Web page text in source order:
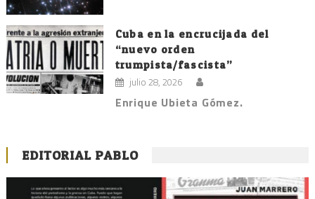
Cuba en la encrucijada del
“nuevo orden
trumpista/fascista”
julio 28, 2026
Enrique Ubieta Gómez.
EDITORIAL PABLO